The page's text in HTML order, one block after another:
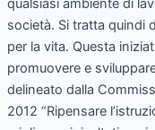
qualsiasi ambiente di
società. Si tratta quindi
per la vita. Questa
promuovere e
delineato dalla
2012 “Ripensare